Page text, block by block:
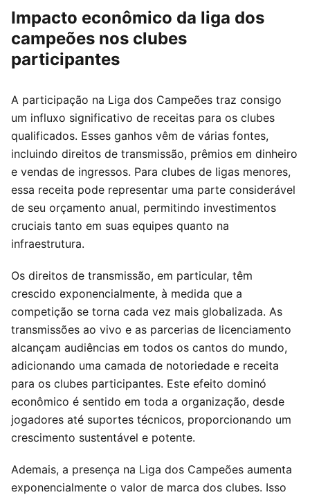
Impacto econômico da liga dos
campeões nos clubes
participantes
A participação na Liga dos Campeões traz consigo
um influxo significativo de receitas para os clubes
qualificados. Esses ganhos vêm de várias fontes,
incluindo direitos de transmissão, prêmios em dinheiro
e vendas de ingressos. Para clubes de ligas menores,
essa receita pode representar uma parte considerável
de seu orçamento anual, permitindo investimentos
cruciais tanto em suas equipes quanto na
infraestrutura.
Os direitos de transmissão, em particular, têm
crescido exponencialmente, à medida que a
competição se torna cada vez mais globalizada. As
transmissões ao vivo e as parcerias de licenciamento
alcançam audiências em todos os cantos do mundo,
adicionando uma camada de notoriedade e receita
para os clubes participantes. Este efeito dominó
econômico é sentido em toda a organização, desde
jogadores até suportes técnicos, proporcionando um
crescimento sustentável e potente.
Ademais, a presença na Liga dos Campeões aumenta
exponencialmente o valor de marca dos clubes. Isso